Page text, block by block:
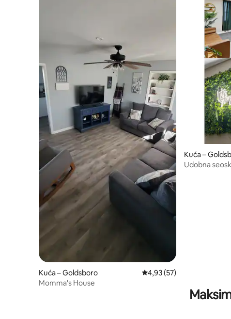
Kuća – Goldsboro Prosječna ocjena: 4,93/5,
4,93 (57)
Momma's House
Kuća –
Udobna